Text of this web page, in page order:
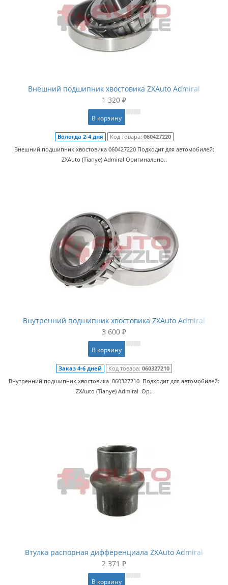
Внешний подшипник хвостовика ZXAuto Admiral
1 320 ₽
В корзину
Вологда 2-4 дня Код товара: 060427220
Внешний подшипник хвостовика 060427220 Подходит для автомобилей:
ZXAuto (Tianye) Admiral Оригинально..
Внутренний подшипник хвостовика ZXAuto Admiral
3 600 ₽
В корзину
Заказ 4-6 дней Код товара: 060327210
Внутренний подшипник хвостовика 060327210 Подходит для автомобилей:
ZXAuto (Tianye) Admiral Ор..
Втулка распорная дифференциала ZXAuto Admiral
2 371 ₽
В корзину